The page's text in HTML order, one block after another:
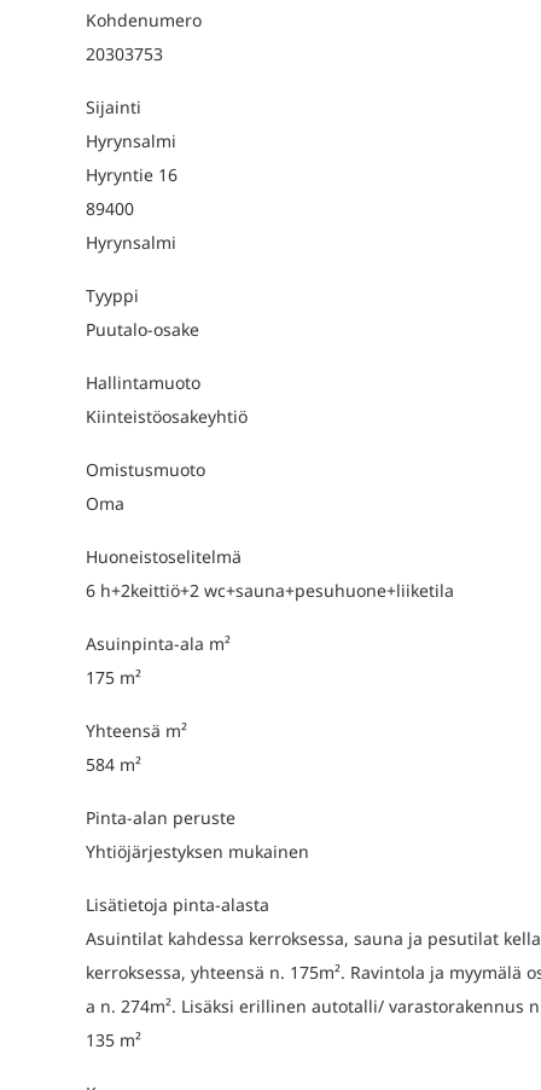
Kohdenumero
20303753
Sijainti
Hyrynsalmi
Hyryntie 16
89400
Hyrynsalmi
Tyyppi
Puutalo-osake
Hallintamuoto
Kiinteistöosakeyhtiö
Omistusmuoto
Oma
Huoneistoselitelmä
6 h+2keittiö+2 wc+sauna+pesuhuone+liiketila
Asuinpinta-ala m²
175 m²
Yhteensä m²
584 m²
Pinta-alan peruste
Yhtiöjärjestyksen mukainen
Lisätietoja pinta-alasta
Asuintilat kahdessa kerroksessa, sauna ja pesutilat
kerroksessa, yhteensä n. 175m². Ravintola ja myymälä
a n. 274m². Lisäksi erillinen autotalli/ varastorakennus
135 m²